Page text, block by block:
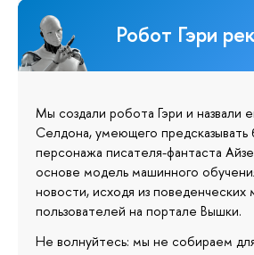
Робот Гэри
Мы создали робота Гэри и назвали
Селдона, умеющего предсказывать
персонажа писателя-фантаста
основе модель машинного
новости, исходя из поведенческих
пользователей на портале Вышки.
Не волнуйтесь: мы не собираем